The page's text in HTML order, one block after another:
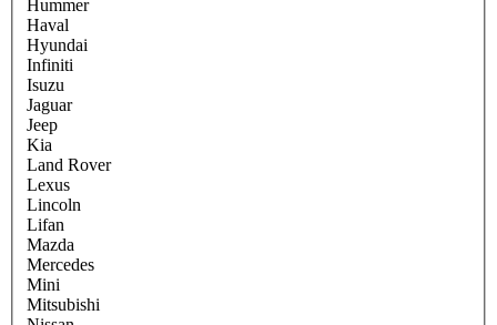
Hummer
Haval
Hyundai
Infiniti
Isuzu
Jaguar
Jeep
Kia
Land Rover
Lexus
Lincoln
Lifan
Mazda
Mercedes
Mini
Mitsubishi